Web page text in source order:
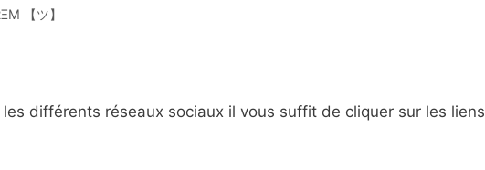
【ツ】
différents réseaux sociaux il vous suffit de cliquer sur les liens